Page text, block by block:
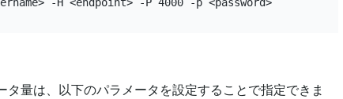
量は、以下のパラメータを設定することで指定できま